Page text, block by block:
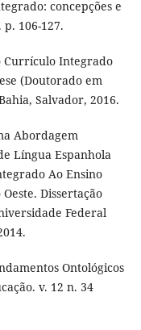
concepções e
106-127.
Currículo Integrado
(Doutorado em
Salvador, 2016.
Abordagem
Língua Espanhola
Ao Ensino
Dissertação
Federal
Ontológicos
v. 12 n. 34